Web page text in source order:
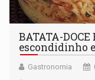
BATATA-DOCE
escondidinho
Gastronomia